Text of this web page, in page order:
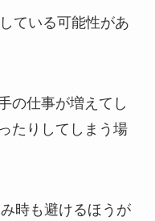
ている可能性があ
の仕事が増えてし
たりしてしまう場
時も避けるほうが